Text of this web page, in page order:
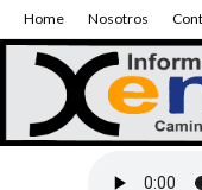
Home Nosotros